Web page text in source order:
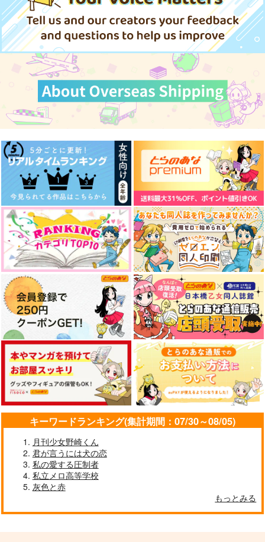
キーワードランキング(集計期間：07/30～08/05)
月刊少女野崎くん
君が言うには犬の恋
私の愛する圧制者
私立メロ高等学校
灰色と赤
もっとみる